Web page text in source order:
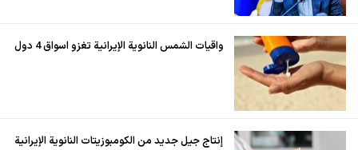
واقيات الشمس النانوية الإيرانية تغزو اسواق 4 دول
إنتاج جيل جديد من الكومبوزيتات النانوية الإيرانية